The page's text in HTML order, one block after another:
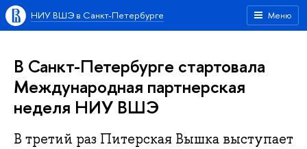
Меню
НИУ ВШЭ в Санкт-Петербурге
В Санкт-Петербурге стартовала
Международная партнерская
неделя НИУ ВШЭ
В третий раз Питерская Вышка выступает